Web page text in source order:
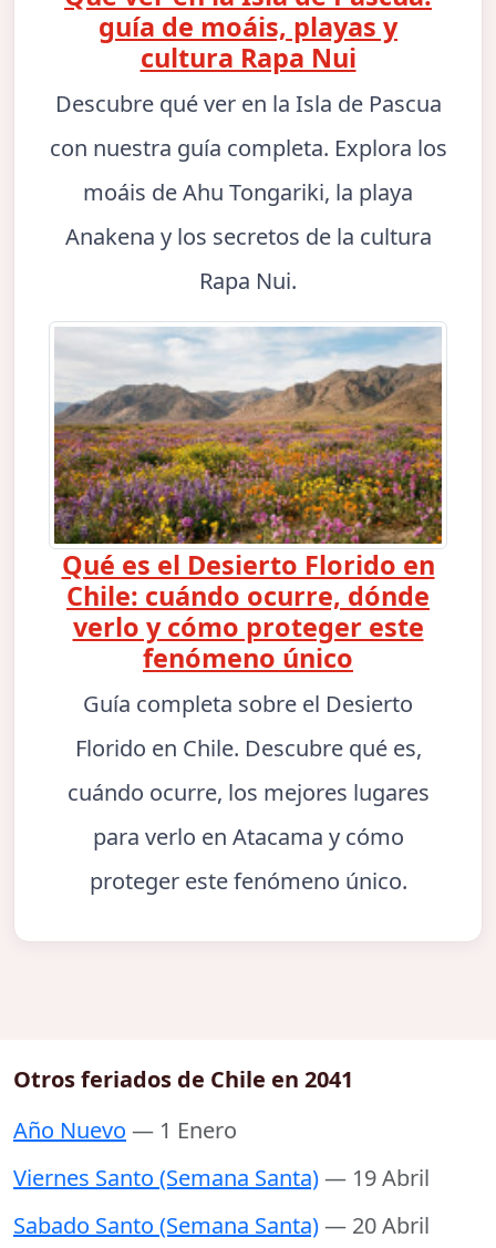
guía de moáis, playas y
cultura Rapa Nui
Descubre qué ver en la Isla de Pascua
con nuestra guía completa. Explora los
moáis de Ahu Tongariki, la playa
Anakena y los secretos de la cultura
Rapa Nui.
Qué es el Desierto Florido en
Chile: cuándo ocurre, dónde
verlo y cómo proteger este
fenómeno único
Guía completa sobre el Desierto
Florido en Chile. Descubre qué es,
cuándo ocurre, los mejores lugares
para verlo en Atacama y cómo
proteger este fenómeno único.
Otros feriados de Chile en 2041
Año Nuevo — 1 Enero
Viernes Santo (Semana Santa)— 19 Abril
Sabado Santo (Semana Santa)— 20 Abril